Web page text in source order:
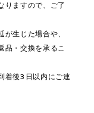
りますので、ご了
生じた場合や、
品・交換を承るこ
着後3日以内にご連